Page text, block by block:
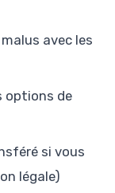
avec les
options de
si vous
légale)